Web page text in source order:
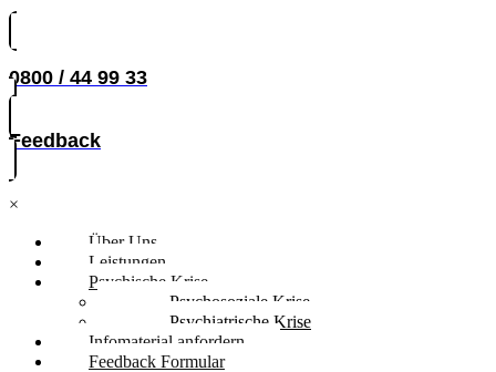
0800 / 44 99 33
Feedback
×
Über Uns
Leistungen
Psychische Krise
Psychosoziale Krise
Psychiatrische Krise
Infomaterial anfordern
Feedback Formular